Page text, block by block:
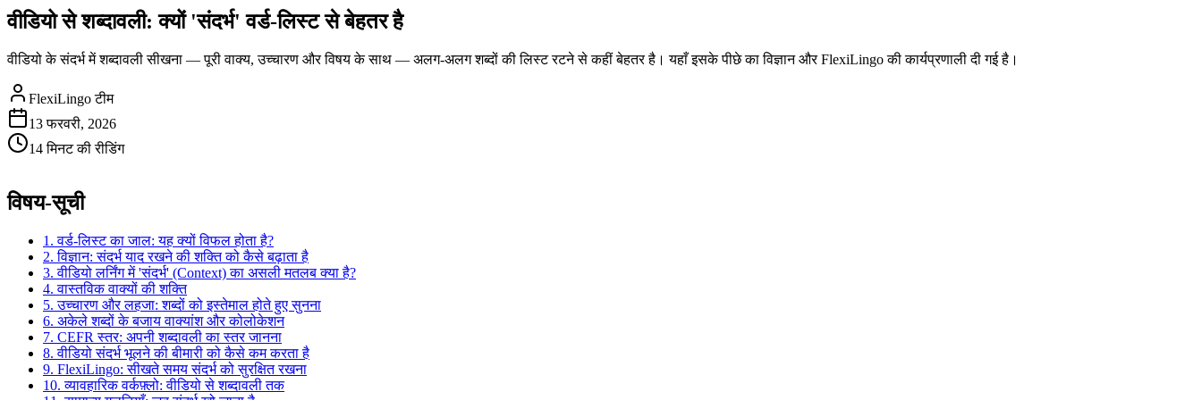
वीडियो से शब्दावली: क्यों 'संदर्भ' वर्ड-लिस्ट से बेहतर है
वीडियो के संदर्भ में शब्दावली सीखना — पूरी वाक्य, उच्चारण और विषय के साथ — अलग-अलग शब्दों की लिस्ट रटने से कहीं बेहतर है। यहाँ इसके पीछे का विज्ञान और FlexiLingo की कार्यप्रणाली दी गई है।
FlexiLingo टीम
13 फरवरी, 2026
14 मिनट की रीडिंग
विषय-सूची
1. वर्ड-लिस्ट का जाल: यह क्यों विफल होता है?
2. विज्ञान: संदर्भ याद रखने की शक्ति को कैसे बढ़ाता है
3. वीडियो लर्निंग में 'संदर्भ' (Context) का असली मतलब क्या है?
4. वास्तविक वाक्यों की शक्ति
5. उच्चारण और लहजा: शब्दों को इस्तेमाल होते हुए सुनना
6. अकेले शब्दों के बजाय वाक्यांश और कोलोकेशन
7. CEFR स्तर: अपनी शब्दावली का स्तर जानना
8. वीडियो संदर्भ भूलने की बीमारी को कैसे कम करता है
9. FlexiLingo: सीखते समय संदर्भ को सुरक्षित रखना
10. व्यावहारिक वर्कफ़्लो: वीडियो से शब्दावली तक